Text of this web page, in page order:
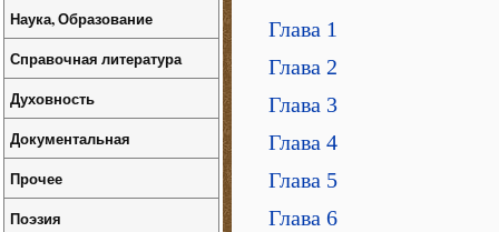
Глава 1
Глава 2
Глава 3
Глава 4
Глава 5
Глава 6
Наука, Образование
Справочная литература
Духовность
Документальная
Прочее
Поэзия